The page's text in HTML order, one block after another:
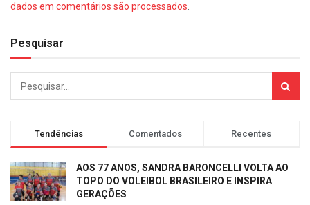
dados em comentários são processados
Pesquisar
Tendências Comentados Recentes
AOS 77 ANOS, SANDRA BARONCELLI VOLTA AO
TOPO DO VOLEIBOL BRASILEIRO E INSPIRA
GERAÇÕES